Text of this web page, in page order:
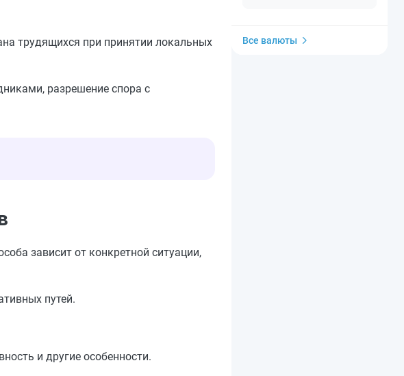
трудящихся при принятии локальных
разрешение спора с
зависит от конкретной ситуации,
путей.
и другие особенности.
Все валюты